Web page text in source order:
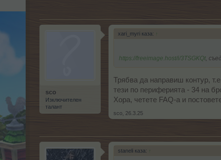
sco
Изключителен
талант
xari_myri каза: ↑
https://freeimage.host/i/3TSGKQt,
Трябва да направиш контур,
тези по периферията - 34 на
Хора, четете FAQ-а и
sco 26.3.25
staneli каза: ↑